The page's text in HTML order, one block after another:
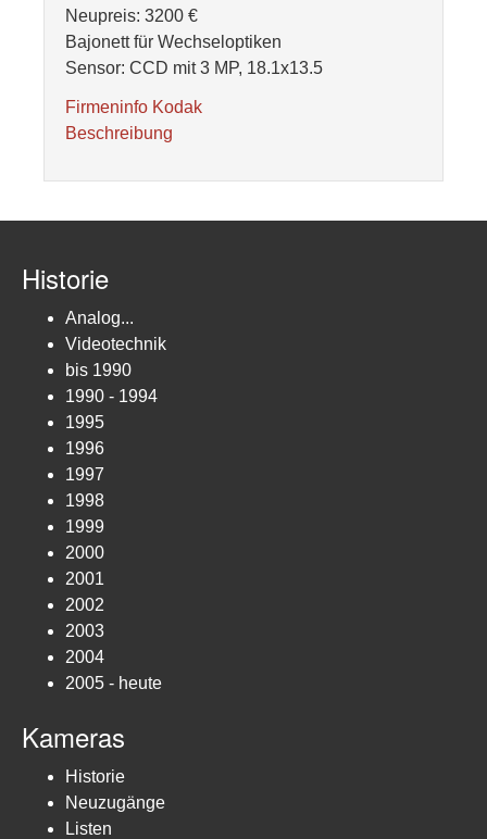
Neupreis: 3200 €
Bajonett für Wechseloptiken
Sensor: CCD mit 3 MP, 18.1x13.5
Firmeninfo Kodak
Beschreibung
Historie
Analog...
Videotechnik
bis 1990
1990 - 1994
1995
1996
1997
1998
1999
2000
2001
2002
2003
2004
2005 - heute
Kameras
Historie
Neuzugänge
Listen